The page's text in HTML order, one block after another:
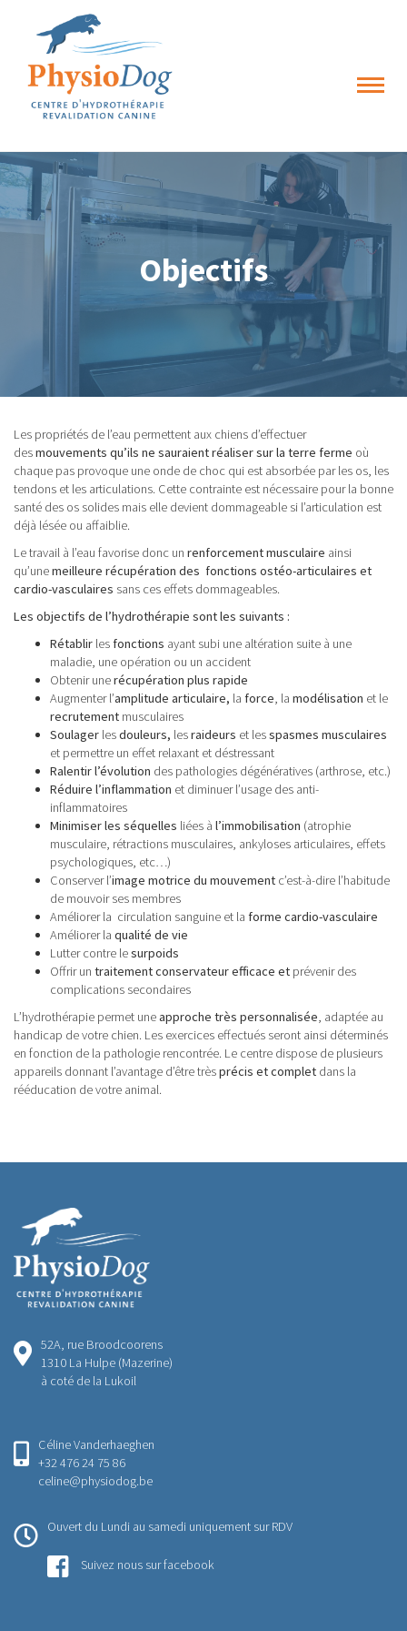
Toggle
Objectifs
Les propriétés de l’eau permettent aux chiens d’effectuer
desmouvements qu’ils ne sauraient réaliser sur la terre ferme où
chaque pas provoque une onde de choc qui est absorbée par les os, les
tendons et les articulations. Cette contrainte est nécessaire pour la bonne
santé des os solides mais elle devient dommageable si l’articulation est
déjà lésée ou affaiblie.
Le travail à l’eau favorise donc un renforcement musculaire ainsi
qu’unemeilleure récupération des fonctions ostéo-articulaires et
cardio-vasculaires sans ces effets dommageables.
Les objectifs de l’hydrothérapie sont les suivants :
Rétablir lesfonctions ayant subi une altération suite à une
maladie, une opération ou un accident
Obtenir unerécupération plus rapide
Augmenter l’amplitude articulaire, la force, la modélisation et le
recrutement musculaires
Soulager lesdouleurs, lesraideurs et lesspasmes musculaires
et permettre un effet relaxant et déstressant
Ralentir l’évolution des pathologies dégénératives (arthrose, etc.)
Réduire l’inflammation et diminuer l’usage des anti-
inflammatoires
Minimiser les séquelles liées à l’immobilisation (atrophie
musculaire, rétractions musculaires, ankyloses articulaires, effets
psychologiques, etc…)
Conserver l’image motrice du mouvement c’est-à-dire l’habitude
de mouvoir ses membres
Améliorer la circulation sanguine et la forme cardio-vasculaire
Améliorer la qualité de vie
Lutter contre lesurpoids
Offrir un traitement conservateur efficace et prévenir des
complications secondaires
L’hydrothérapie permet uneapproche très personnalisée, adaptée au
handicap de votre chien. Les exercices effectués seront ainsi déterminés
en fonction de la pathologie rencontrée. Le centre dispose de plusieurs
appareils donnant l’avantage d’être trèsprécis et complet dans la
rééducation de votre animal.
52A, rue Broodcoorens
1310 La Hulpe (Mazerine)
à coté de la Lukoil
Céline Vanderhaeghen
+32 476 24 75 86
celine@physiodog.be
Ouvert du Lundi au samedi uniquement sur RDV
Suivez nous sur facebook